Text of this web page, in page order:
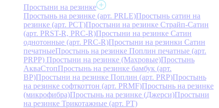
Простыни на резинке
Простынь на резинке (арт. PRLE)Простынь сатин на
резинке (арт. PCT)Простыни на резинке Страйп-Сатин
(арт. PRST-R, PRC-R)Простыни на резинке Сатин
однотонные (арт. PRC-R)Простыни на резинки Сатин
печатныеПростынь на резинке Поплин печатные (арт.
PRPP) Простыни на резинке (Махровые)Простынь
АкваСтопПростынь на резинке бамбук (арт.
BP)Простыни на резинке Поплин (арт. PRP)Простынь
на резинке софткоттон (арт. PRMF)Простынь на резинке
(микрофибра)Простынь на резинке (Джерси)Простыни
на резинке Трикотажные (арт. РТ)